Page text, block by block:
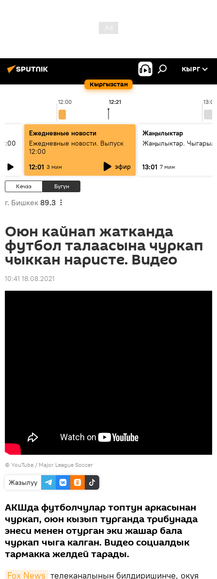
Кыргызстан
КЫРГ
12:00 13:00
12:21
Ежедневные новости
Ежедневные новости. Выпуск
12:00
12:01 3 мин эфир
Жаңылыктар
Жаңылыктар.
13:01 7 мин
Кечээ Бүгүн
г. Бишкек 89.3
Оюн кайнап жатканда
футбол талаасына чуркап
чыккан наристе. Видео
10:41 18.08.2021
© YouTube / Major League Soccer
Жазылуу
АКШда футболчулар топтун аркасынан
чуркап, оюн кызып турганда трибунада
энеси менен отурган эки жашар бала
чуркап чыга калган. Видео социалдык
тармакка желдей тарады.
Fox News телеканалынын билдиришинче, окуя